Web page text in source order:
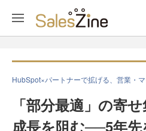
HubSpot×パートナーで拡げる、営業・
「部分最適」の寄
成長を阻む──5年